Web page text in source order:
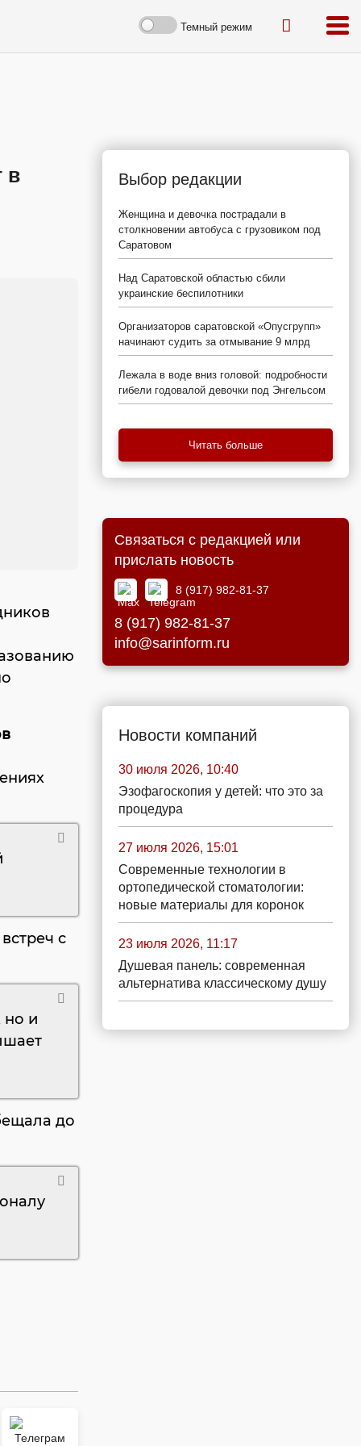
Темный режим
в
с
но и
до
Выбор редакции
Женщина и девочка пострадали в
столкновении автобуса с грузовиком под
Саратовом
Над Саратовской областью сбили
украинские беспилотники
Организаторов саратовской «Опусгрупп»
начинают судить за отмывание 9 млрд
Лежала в воде вниз головой: подробности
гибели годовалой девочки под Энгельсом
Читать больше
Связаться с редакцией или
прислать новость
8 (917) 982-81-37
8 (917) 982-81-37
info@sarinform.ru
Новости компаний
30 июля 2026, 10:40
Эзофагоскопия у детей: что это за
процедура
27 июля 2026, 15:01
Современные технологии в
ортопедической стоматологии:
новые материалы для коронок
23 июля 2026, 11:17
Душевая панель: современная
альтернатива классическому душу